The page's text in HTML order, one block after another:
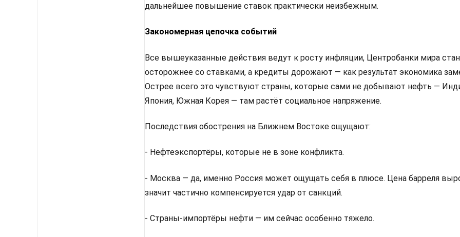
дальнейшее повышение ставок практически неизбежным.
Закономерная цепочка событий
Все вышеуказанные действия ведут к росту инфляции, Центробанки мира
осторожнее со ставками, а кредиты дорожают — как результат экономика
Острее всего это чувствуют страны, которые сами не добывают нефть —
Япония, Южная Корея — там растёт социальное напряжение.
Последствия обострения на Ближнем Востоке ощущают:
- Нефтеэкспортёры, которые не в зоне конфликта.
- Москва — да, именно Россия может ощущать себя в плюсе. Цена барреля
значит частично компенсируется удар от санкций.
- Страны-импортёры нефти — им сейчас особенно тяжело.